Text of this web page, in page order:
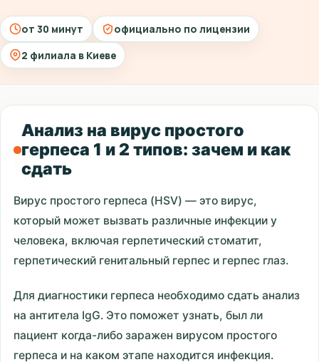
от 30 минут
официально по лицензии
2 филиала в Киеве
Анализ на вирус простого
герпеса 1 и 2 типов: зачем и как
сдать
Вирус простого герпеса (HSV) — это вирус,
который может вызвать различные инфекции у
человека, включая герпетический стоматит,
герпетический генитальный герпес и герпес глаз.
Для диагностики герпеса необходимо сдать анализ
на антитела IgG. Это поможет узнать, был ли
пациент когда-либо заражен вирусом простого
герпеса и на каком этапе находится инфекция.